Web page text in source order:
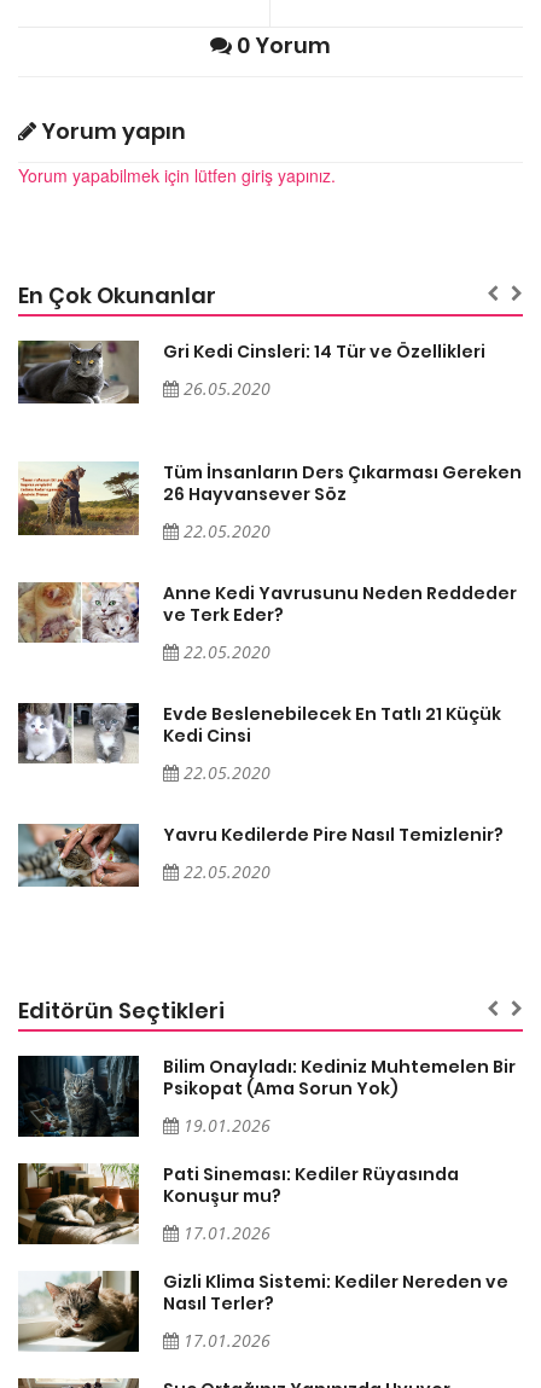
0 Yorum
Yorum yapın
Yorum yapabilmek için lütfen giriş yapınız.
En Çok Okunanlar
Gri Kedi Cinsleri: 14 Tür ve Özellikleri
26.05.2020
Tüm İnsanların Ders Çıkarması Gereken
26 Hayvansever Söz
22.05.2020
Anne Kedi Yavrusunu Neden Reddeder
ve Terk Eder?
22.05.2020
Evde Beslenebilecek En Tatlı 21 Küçük
Kedi Cinsi
22.05.2020
Yavru Kedilerde Pire Nasıl Temizlenir?
22.05.2020
Editörün Seçtikleri
Bilim Onayladı: Kediniz Muhtemelen Bir
Psikopat (Ama Sorun Yok)
19.01.2026
Pati Sineması: Kediler Rüyasında
Konuşur mu?
17.01.2026
Gizli Klima Sistemi: Kediler Nereden ve
Nasıl Terler?
17.01.2026